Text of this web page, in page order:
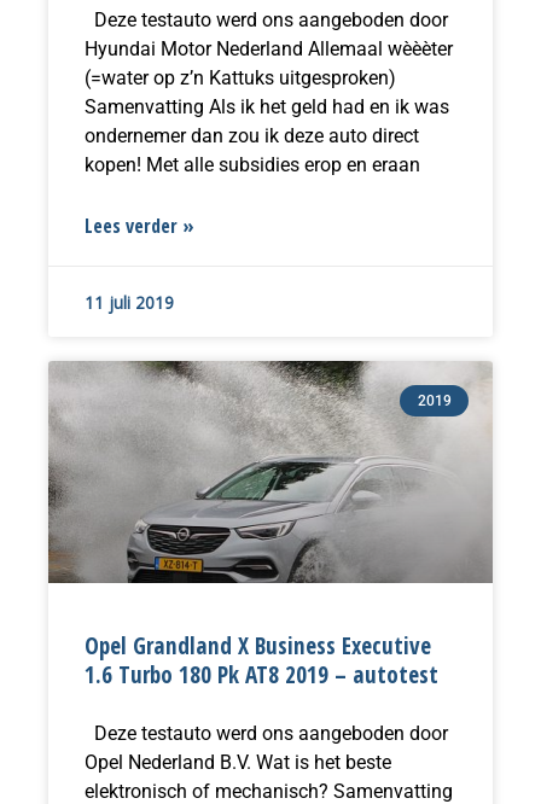
Deze testauto werd ons aangeboden door
Hyundai Motor Nederland Allemaal wèèèter
(=water op z’n Kattuks uitgesproken)
Samenvatting Als ik het geld had en ik was
ondernemer dan zou ik deze auto direct
kopen! Met alle subsidies erop en eraan
Lees verder »
11 juli 2019
2019
Opel Grandland X Business Executive
1.6 Turbo 180 Pk AT8 2019 – autotest
Deze testauto werd ons aangeboden door
Opel Nederland B.V. Wat is het beste
elektronisch of mechanisch? Samenvatting